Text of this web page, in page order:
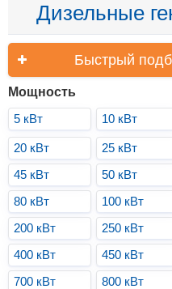
Дизельные
Быстрый
Мощность
5 кВт
10 кВт
20 кВт 25 кВт
45 кВт
50 кВт
80 кВт
100 кВт
200 кВт
250 кВт
400 кВт
450 кВт
700 кВт
800 кВт